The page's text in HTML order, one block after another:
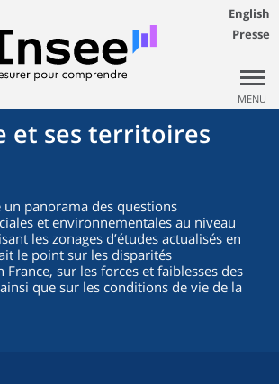
English
Presse
MENU
et ses territoires
un panorama des questions
et environnementales au niveau
les zonages d’études actualisés en
le point sur les disparités
France, sur les forces et faiblesses des
que sur les conditions de vie de la